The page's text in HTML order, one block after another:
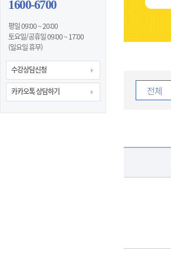
1600-6700
평일 09:00 ~ 20:00
토요일/공휴일 09:00 ~ 17:00
(일요일 휴무)
수강상담신청
카카오톡 상담하기 전체